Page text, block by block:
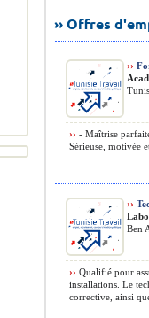
›› Offres
››
›› - Maîtrise
Sérieuse, motivée
››
Ben
›› Qualifié pour
installations. Le
corrective, ainsi